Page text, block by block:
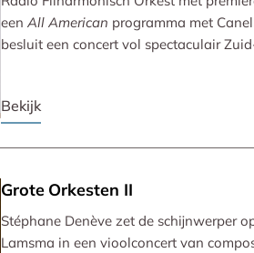
een All American programma met
besluit een concert vol spectaculair
Bekijk
Grote Orkesten II
Stéphane Denève zet de schijnwerper
Lamsma in een vioolconcert van